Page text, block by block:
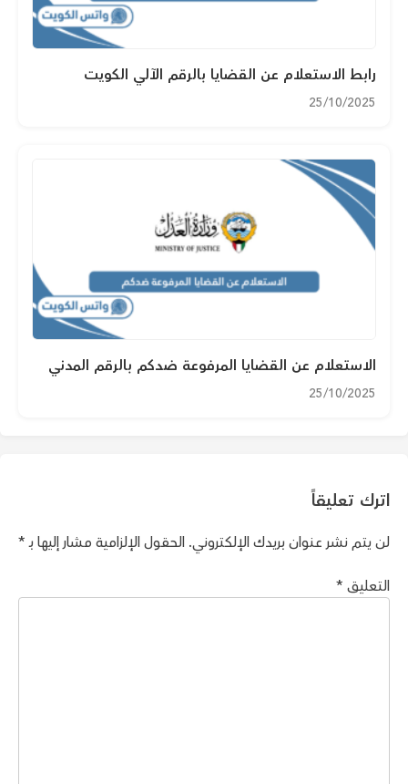
رابط الاستعلام عن القضايا بالرقم الآلي الكويت
25/10/2025
الاستعلام عن القضايا المرفوعة ضدكم بالرقم المدني
25/10/2025
اترك تعليقاً
لن يتم نشر عنوان بريدك الإلكتروني. الحقول الإلزامية مشار إليها بـ*
التعليق *